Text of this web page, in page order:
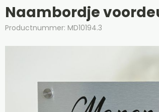
Naambordje
Productnummer: MD10194.3